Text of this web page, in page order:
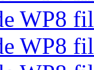
WP8
WP8